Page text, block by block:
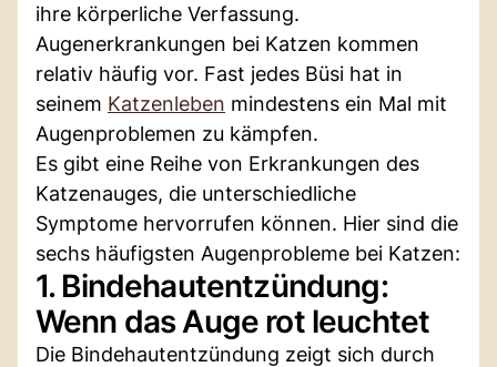
ihre körperliche Verfassung.
Augenerkrankungen bei Katzen kommen
relativ häufig vor. Fast jedes Büsi hat in
seinem Katzenleben mindestens ein Mal mit
Augenproblemen zu kämpfen.
Es gibt eine Reihe von Erkrankungen des
Katzenauges, die unterschiedliche
Symptome hervorrufen können. Hier sind die
sechs häufigsten Augenprobleme bei Katzen:
1. Bindehautentzündung:
Wenn das Auge rot leuchtet
Die Bindehautentzündung zeigt sich durch